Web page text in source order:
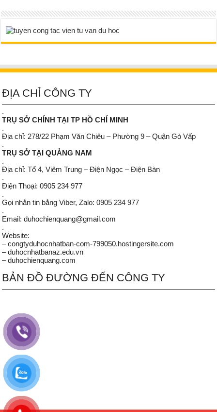
ĐỊA CHỈ CÔNG TY
.
TRỤ SỞ CHÍNH TẠI TP HỒ CHÍ MINH
.
Địa chỉ: 278/22 Phạm Văn Chiêu – Phường 9 – Quận Gò Vấp
.
TRỤ SỞ TẠI QUẢNG NAM
.
Địa chỉ: Tổ 4, Viêm Trung – Điện Ngọc – Điện Bàn
.
Điện Thoại: 0905 234 977
.
Gọi nhắn tin bằng Viber, Zalo: 0905 234 977
.
Email: duhochienquang@gmail.com
.
Website:
– congtyduhocnhatban-com-799050.hostingersite.com
– duhocnhatbanaz.edu.vn
– duhochienquang.com
BẢN ĐỒ ĐƯỜNG ĐẾN CÔNG TY